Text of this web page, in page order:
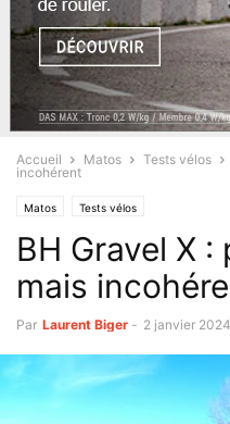
Accueil Matos Tests vélos
incohérent
Matos Tests vélos
BH Gravel X
mais
Par Laurent Biger - 2 janvier 2024